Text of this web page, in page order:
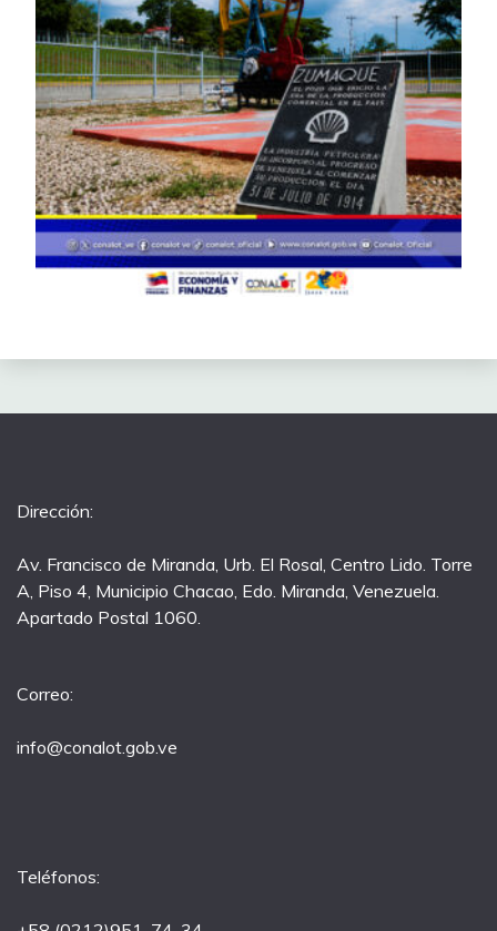
Dirección:
Av. Francisco de Miranda, Urb. El Rosal, Centro Lido. Torre
A, Piso 4, Municipio Chacao, Edo. Miranda, Venezuela.
Apartado Postal 1060.
Correo:
info@conalot.gob.ve
Teléfonos: